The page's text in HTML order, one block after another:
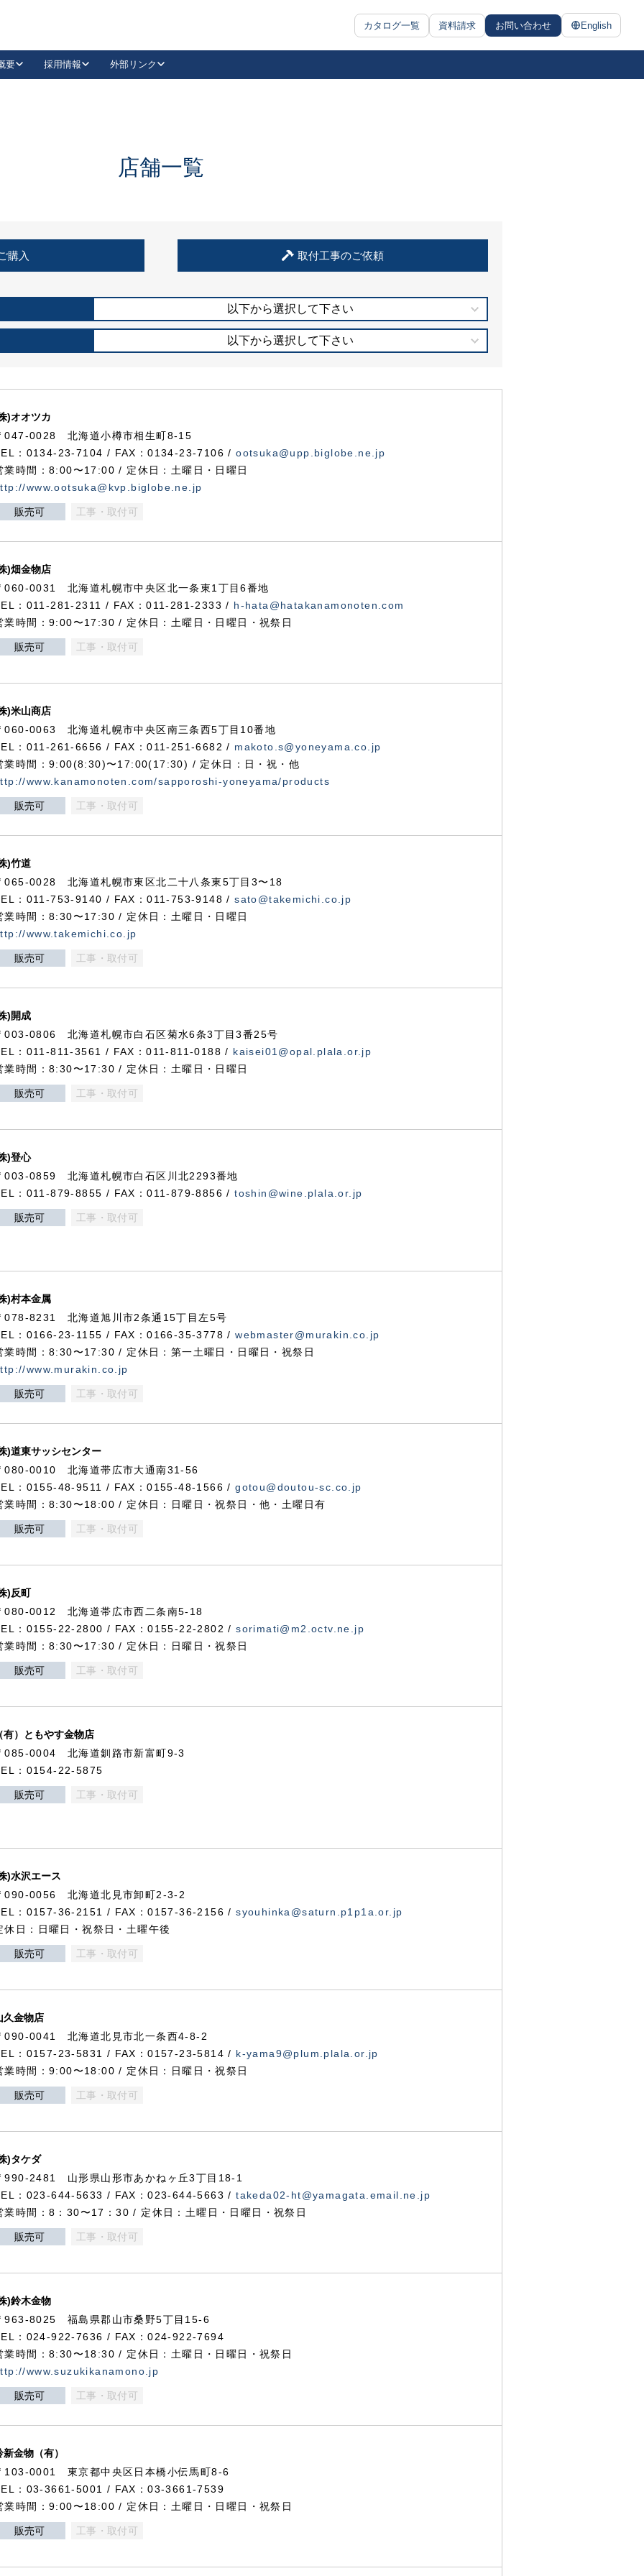
カタログ一覧 資料請求 お問い合わせ English
抗ウイルス・抗菌製品
要 採用情報 外部リンク
LinkedIn
住宅使用部材標準化推進協議会
店舗一覧
購入 取付工事のご依頼
以下から選択して下さい
以下から選択して下さい
)オオツカ
047-0028 北海道小樽市相生町8-15
：0134-23-7104 / FAX：0134-23-7106 /ootsuka@upp.biglobe.ne.jp
業時間：8:00〜17:00 / 定休日：土曜日・日曜日
www.ootsuka@kvp.biglobe.ne.jp
販売可 工事・取付可
)畑金物店
060-0031 北海道札幌市中央区北一条東1丁目6番地
：011-281-2311 / FAX：011-281-2333 / h-hata@hatakanamonoten.com
業時間：9:00〜17:30 / 定休日：土曜日・日曜日・祝祭日
販売可 工事・取付可
)米山商店
060-0063 北海道札幌市中央区南三条西5丁目10番地
：011-261-6656 / FAX：011-251-6682 / makoto.s@yoneyama.co.jp
業時間：9:00(8:30)〜17:00(17:30) / 定休日：日・祝・他
www.kanamonoten.com/sapporoshi-yoneyama/products
販売可 工事・取付可
)竹道
065-0028 北海道札幌市東区北二十八条東5丁目3〜18
：011-753-9140 / FAX：011-753-9148 /sato@takemichi.co.jp
業時間：8:30〜17:30 / 定休日：土曜日・日曜日
www.takemichi.co.jp
販売可 工事・取付可
)開成
003-0806 北海道札幌市白石区菊水6条3丁目3番25号
：011-811-3561 / FAX：011-811-0188 / kaisei01@opal.plala.or.jp
業時間：8:30〜17:30 / 定休日：土曜日・日曜日
販売可 工事・取付可
)登心
003-0859 北海道札幌市白石区川北2293番地
：011-879-8855 / FAX：011-879-8856 /toshin@wine.plala.or.jp
販売可 工事・取付可
)村本金属
078-8231 北海道旭川市2条通15丁目左5号
：0166-23-1155 / FAX：0166-35-3778 /webmaster@murakin.co.jp
業時間：8:30〜17:30 / 定休日：第一土曜日・日曜日・祝祭日
www.murakin.co.jp
販売可 工事・取付可
)道東サッシセンター
080-0010 北海道帯広市大通南31-56
：0155-48-9511 / FAX：0155-48-1566 /gotou@doutou-sc.co.jp
業時間：8:30〜18:00 / 定休日：日曜日・祝祭日・他・土曜日有
販売可 工事・取付可
)反町
080-0012 北海道帯広市西二条南5-18
：0155-22-2800 / FAX：0155-22-2802 /sorimati@m2.octv.ne.jp
業時間：8:30〜17:30 / 定休日：日曜日・祝祭日
販売可 工事・取付可
有）ともやす金物店
085-0004 北海道釧路市新富町9-3
：0154-22-5875
販売可 工事・取付可
)水沢エース
090-0056 北海道北見市卸町2-3-2
：0157-36-2151 / FAX：0157-36-2156 /syouhinka@saturn.p1p1a.or.jp
休日：日曜日・祝祭日・土曜午後
販売可 工事・取付可
久金物店
090-0041 北海道北見市北一条西4-8-2
：0157-23-5831 / FAX：0157-23-5814 / k-yama9@plum.plala.or.jp
業時間：9:00〜18:00 / 定休日：日曜日・祝祭日
販売可 工事・取付可
)タケダ
990-2481 山形県山形市あかねヶ丘3丁目18-1
：023-644-5633 / FAX：023-644-5663 /takeda02-ht@yamagata.email.ne.jp
業時間：8：30〜17：30 / 定休日：土曜日・日曜日・祝祭日
販売可 工事・取付可
)鈴木金物
963-8025 福島県郡山市桑野5丁目15-6
：024-922-7636 / FAX：024-922-7694
業時間：8:30〜18:30 / 定休日：土曜日・日曜日・祝祭日
www.suzukikanamono.jp
販売可 工事・取付可
新金物（有）
103-0001 東京都中央区日本橋小伝馬町8-6
：03-3661-5001 / FAX：03-3661-7539
業時間：9:00〜18:00 / 定休日：土曜日・日曜日・祝祭日
販売可 工事・取付可